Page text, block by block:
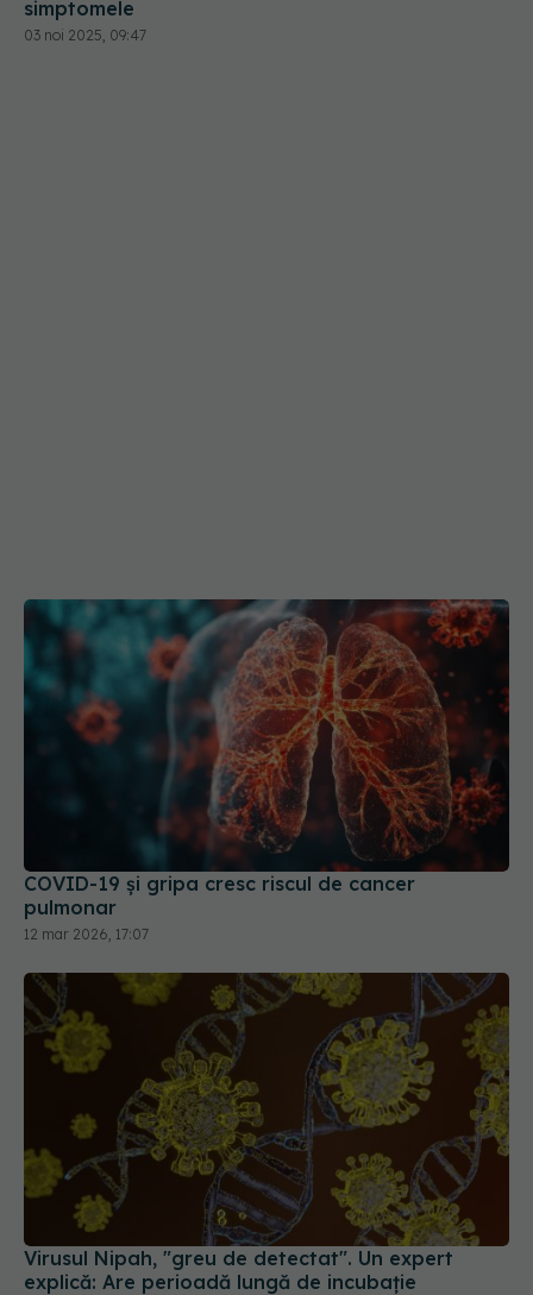
simptomele
03 noi 2025, 09:47
COVID-19 și gripa cresc riscul de cancer
pulmonar
12 mar 2026, 17:07
Virusul Nipah, "greu de detectat". Un expert
explică: Are perioadă lungă de incubație